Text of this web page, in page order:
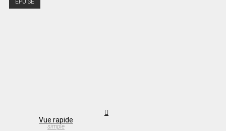
ÉPUISÉ
Vue rapide
simple